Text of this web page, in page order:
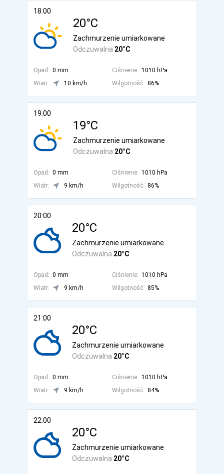
18:00
20°C
Odczuwalna 20°C
Zachmurzenie umiarkowane
Opad: 0 mm Ciśnienie: 1010 hPa
Wiatr:
10 km/h Wilgotność: 86%
19:00
19°C
Odczuwalna 20°C
Zachmurzenie umiarkowane
Opad: 0 mm Ciśnienie: 1010 hPa
Wiatr:
9 km/h Wilgotność: 86%
20:00
20°C
Odczuwalna 20°C
Zachmurzenie umiarkowane
Opad: 0 mm Ciśnienie: 1010 hPa
Wiatr:
9 km/h Wilgotność: 85%
21:00
20°C
Odczuwalna 20°C
Zachmurzenie umiarkowane
Opad: 0 mm Ciśnienie: 1010 hPa
Wiatr:
9 km/h Wilgotność: 84%
22:00
20°C
Odczuwalna 20°C
Zachmurzenie umiarkowane